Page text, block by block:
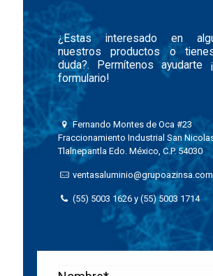
¿Estas interesado en
nuestros productos o tienes
duda?. Permítenos ayudarte
formulario!
San Nicolas, Tlalnepantla
México, C.P. 54030
(55) 5003 1626y(55)
1714
¿Estas interesado en
nuestros productos o
duda?. Permítenos ayudarte
formulario!
Fernando Montes de Oca #23
Fraccionamiento Industrial San
Tlalnepantla Edo. México, C.P. 54030
(55) 5003 1626 y(55) 5003 1714